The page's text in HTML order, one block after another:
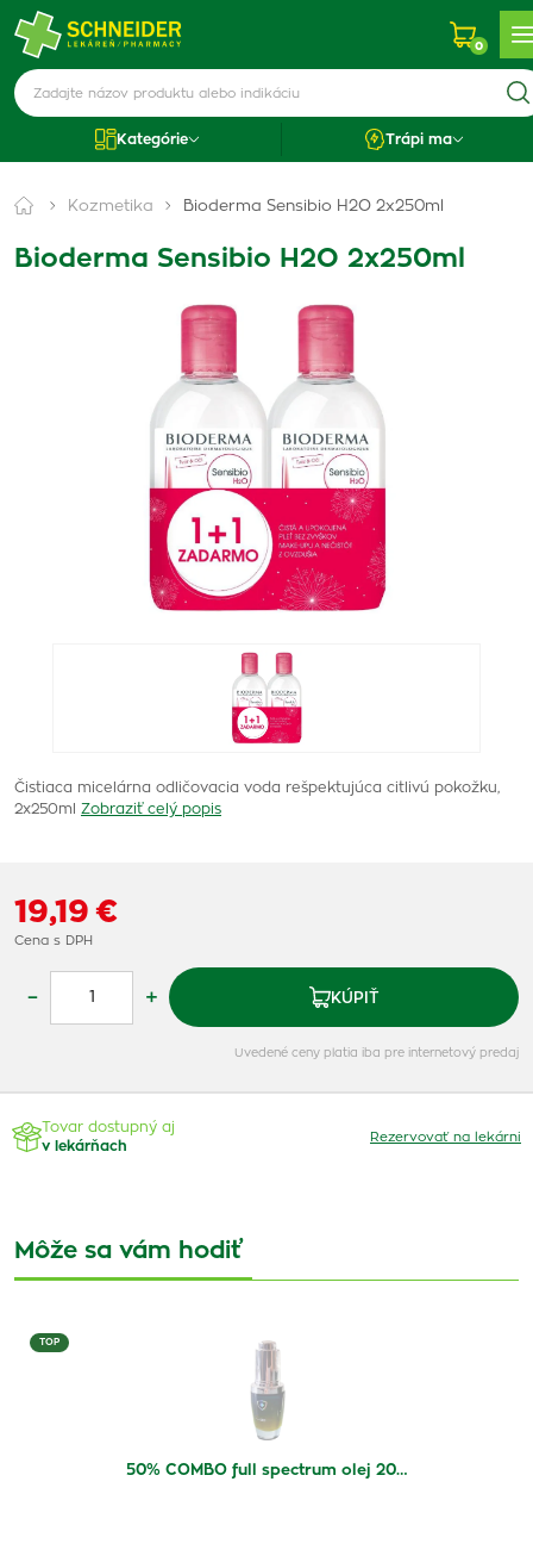
0
Kategórie Trápi ma
Kozmetika Bioderma Sensibio H2O 2x250ml
Bioderma Sensibio H2O 2x250ml
Čistiaca micelárna odličovacia voda rešpektujúca citlivú pokožku,
2x250ml
Zobraziť celý popis
19,19 €
Cena s DPH
– + KÚPIŤ
Uvedené ceny platia iba pre internetový predaj
Tovar dostupný aj
v lekárňach
Rezervovať na lekárni
Môže sa vám hodiť
TOP
50% COMBO full spectrum olej 20…